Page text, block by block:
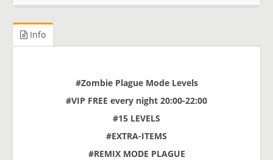
Info
#Zombie Plague Mode Levels
#VIP FREE every night 20:00-22:00
#15 LEVELS
#EXTRA-ITEMS
#REMIX MODE PLAGUE